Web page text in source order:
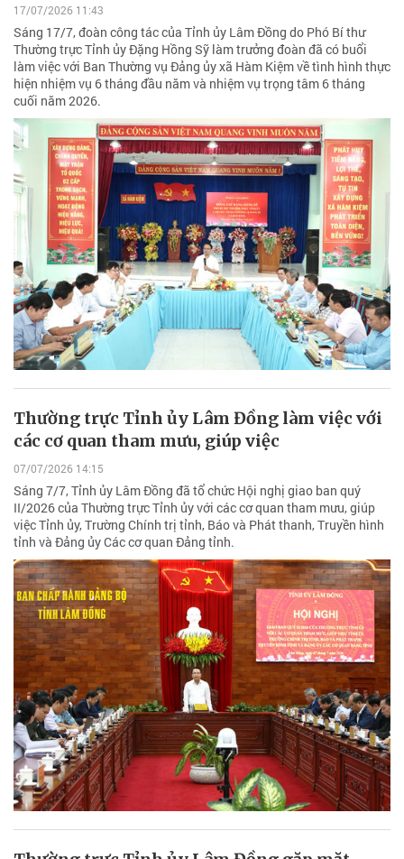
17/07/2026 11:43
Sáng 17/7, đoàn công tác của Tỉnh ủy Lâm Đồng do Phó Bí thư
Thường trực Tỉnh ủy Đặng Hồng Sỹ làm trưởng đoàn đã có buổi
làm việc với Ban Thường vụ Đảng ủy xã Hàm Kiệm về tình hình thực
hiện nhiệm vụ 6 tháng đầu năm và nhiệm vụ trọng tâm 6 tháng
cuối năm 2026.
Thường trực Tỉnh ủy Lâm Đồng làm việc với
các cơ quan tham mưu, giúp việc
07/07/2026 14:15
Sáng 7/7, Tỉnh ủy Lâm Đồng đã tổ chức Hội nghị giao ban quý
II/2026 của Thường trực Tỉnh ủy với các cơ quan tham mưu, giúp
việc Tỉnh ủy, Trường Chính trị tỉnh, Báo và Phát thanh, Truyền hình
tỉnh và Đảng ủy Các cơ quan Đảng tỉnh.